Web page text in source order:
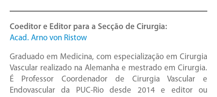
Coeditor e Editor para a Secção de Cirurgia:
Acad. Arno von Ristow
Graduado em Medicina, com especialização em Cirurgia
Vascular realizado na Alemanha e mestrado em Cirurgia.
É Professor Coordenador de Cirurgia Vascular e
Endovascular da PUC-Rio desde 2014 e editor ou